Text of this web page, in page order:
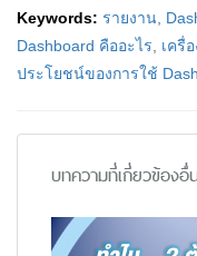
Keywords: รายงาน
Dashboard คืออะไร
เครื่
ประโยชน์ของการใช้
บทความที่เกี่ยวข้องอื่